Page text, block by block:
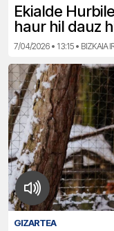
Ekialde
haur hil dauz
7/04/2026 • 13:15 • BIZKAIA
GIZARTEA